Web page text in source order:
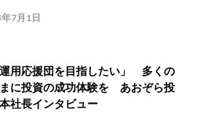
7月1日
運用応援団を目指したい」 多くの
に投資の成功体験を あおぞら投
社長インタビュー